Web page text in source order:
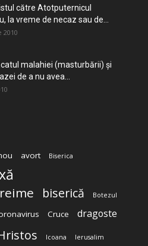
către Atotputernicul
la vreme de necaz sau de...
2010
malahiei (masturbării) şi
de a nu avea...
avort Biserica
biserică Botezul
Cruce dragoste
Icoana Ierusalim